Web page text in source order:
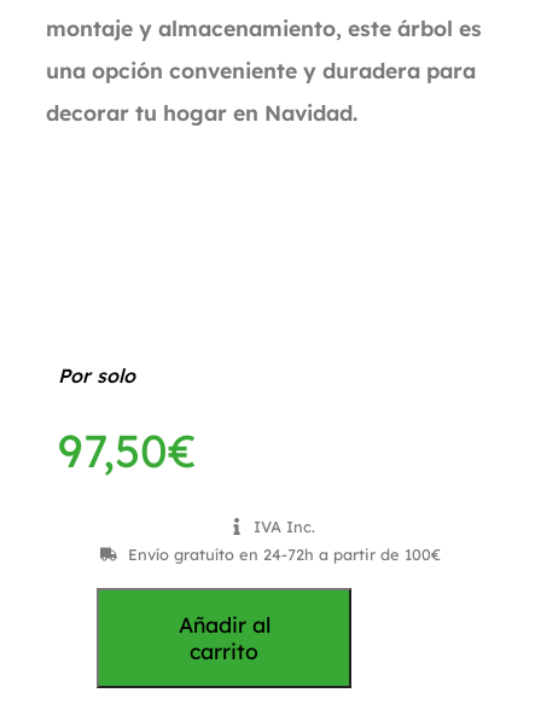
montaje y almacenamiento, este árbol es
una opción conveniente y duradera para
decorar tu hogar en Navidad.
Por solo
97,50€
IVA Inc.
Envío gratuíto en 24-72h a partir de 100€
Añadir al
carrito